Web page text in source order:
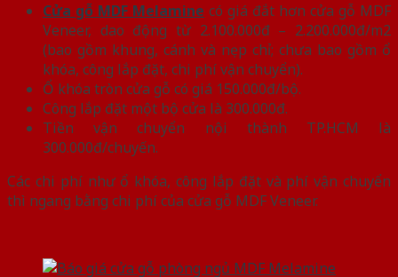
Cửa gỗ MDF Melamine có giá đắt hơn cửa gỗ MDF
Veneer, dao động từ 2.100.000đ – 2.200.000đ/m2
(bao gồm khung, cánh và nẹp chỉ; chưa bao gồm ổ
khóa, công lắp đặt, chi phí vận chuyển).
Ổ khóa tròn cửa gỗ có giá 150.000đ/bộ.
Công lắp đặt một bộ cửa là 300.000đ.
Tiền vận chuyển nội thành TP.HCM là
300.000đ/chuyến.
Các chi phí như ổ khóa, công lắp đặt và phí vận chuyển
thì ngang bằng chi phí của cửa gỗ MDF Veneer.